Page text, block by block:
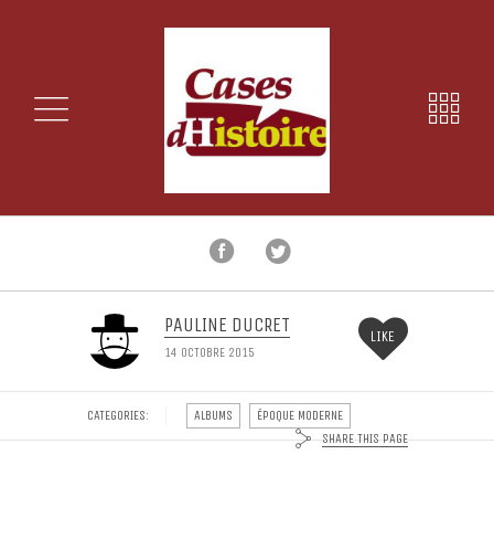
PAULINE DUCRET
14 OCTOBRE 2015
LIKE
CATEGORIES: ALBUMS
ÉPOQUE MODERNE
SHARE THIS PAGE